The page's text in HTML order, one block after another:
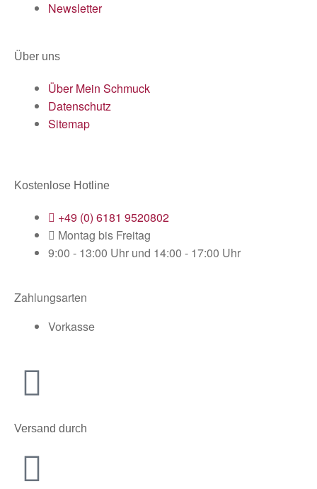
Newsletter
Über uns
Über Mein Schmuck
Datenschutz
Sitemap
Kostenlose Hotline
+49 (0) 6181 9520802
Montag bis Freitag
9:00 - 13:00 Uhr und 14:00 - 17:00 Uhr
Zahlungsarten
Vorkasse
Versand durch